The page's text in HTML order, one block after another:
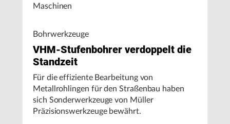
Maschinen
Bohrwerkzeuge
VHM-Stufenbohrer verdoppelt die
Standzeit
Für die effiziente Bearbeitung von
Metallrohlingen für den Straßenbau haben
sich Sonderwerkzeuge von Müller
Präzisionswerkzeuge bewährt.